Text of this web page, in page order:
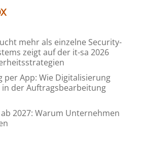
mehr als einzelne Security-
zeigt auf der it-sa 2026
per App: Wie Digitalisierung
in der Auftragsbearbeitung
2027: Warum Unternehmen